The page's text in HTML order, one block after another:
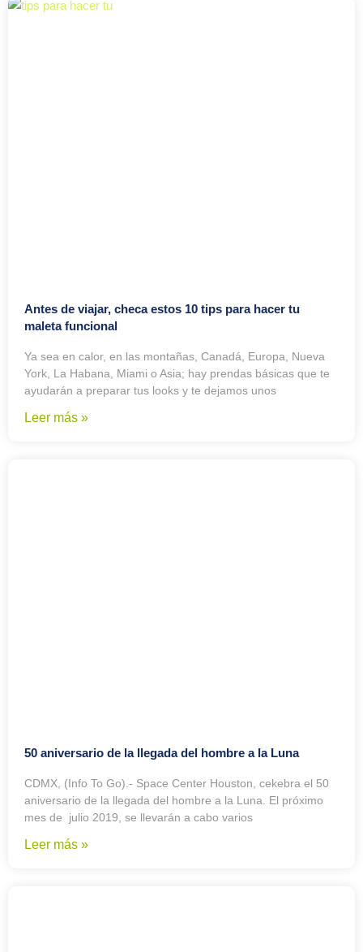
Antes de viajar, checa estos 10 tips para hacer tu
maleta funcional
Ya sea en calor, en las montañas, Canadá, Europa, Nueva
York, La Habana, Miami o Asia; hay prendas básicas que te
ayudarán a preparar tus looks y te dejamos unos
Leer más »
50 aniversario de la llegada del hombre a la Luna
CDMX, (Info To Go).- Space Center Houston, cekebra el 50
aniversario de la llegada del hombre a la Luna. El próximo
mes de julio 2019, se llevarán a cabo varios
Leer más »